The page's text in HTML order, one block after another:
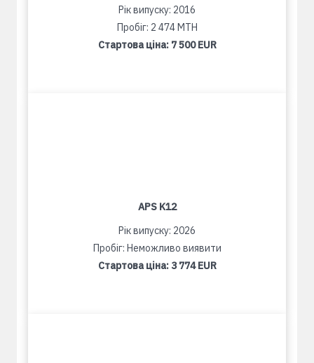
Рік випуску: 2016
Пробіг: 2 474 MTH
Стартова ціна: 7 500 EUR
APS K12
Рік випуску: 2026
Пробіг: Неможливо виявити
Стартова ціна: 3 774 EUR